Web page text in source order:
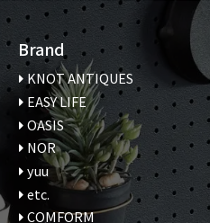
Brand
KNOT ANTIQUES
EASY LIFE
OASIS
NOR
yuu
etc.
COMFORM